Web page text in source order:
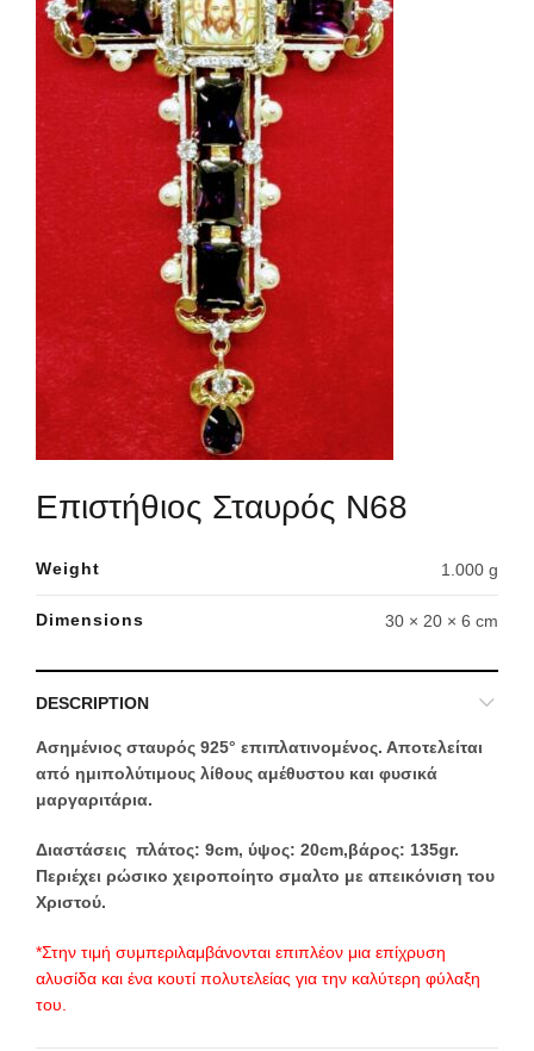
Επιστήθιος Σταυρός Ν68
Weight 1.000 g
Dimensions 30 × 20 × 6 cm
DESCRIPTION
Ασημένιος σταυρός 925° επιπλατινομένος. Αποτελείται
από ημιπολύτιμους λίθους αμέθυστου και φυσικά
μαργαριτάρια.
Διαστάσεις πλάτος: 9cm, ύψος: 20cm,βάρος: 135gr.
Περιέχει ρώσικο χειροποίητο σμαλτο με απεικόνιση του
Χριστού.
*Στην τιμή συμπεριλαμβάνονται επιπλέον μια επίχρυση
αλυσίδα και ένα κουτί πολυτελείας για την καλύτερη φύλαξη
του.